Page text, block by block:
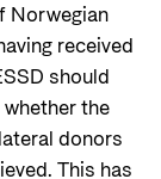
Norwegian
received
should
the
donors
This has